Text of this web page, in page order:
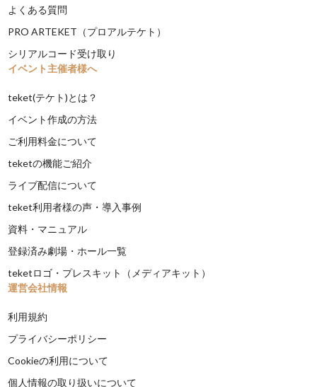
よくある質問
PRO ARTEKET（プロアルテケト）
シリアルコード受け取り
イベント主催者様へ
teket(テケト)とは？
イベント作成の方法
ご利用料金について
teketの機能ご紹介
ライブ配信について
teket利用者様の声・導入事例
資料・マニュアル
登録済み劇場・ホール一覧
teketロゴ・プレスキット（メディアキット）
運営会社情報
利用規約
プライバシーポリシー
Cookieの利用について
個人情報の取り扱いについて